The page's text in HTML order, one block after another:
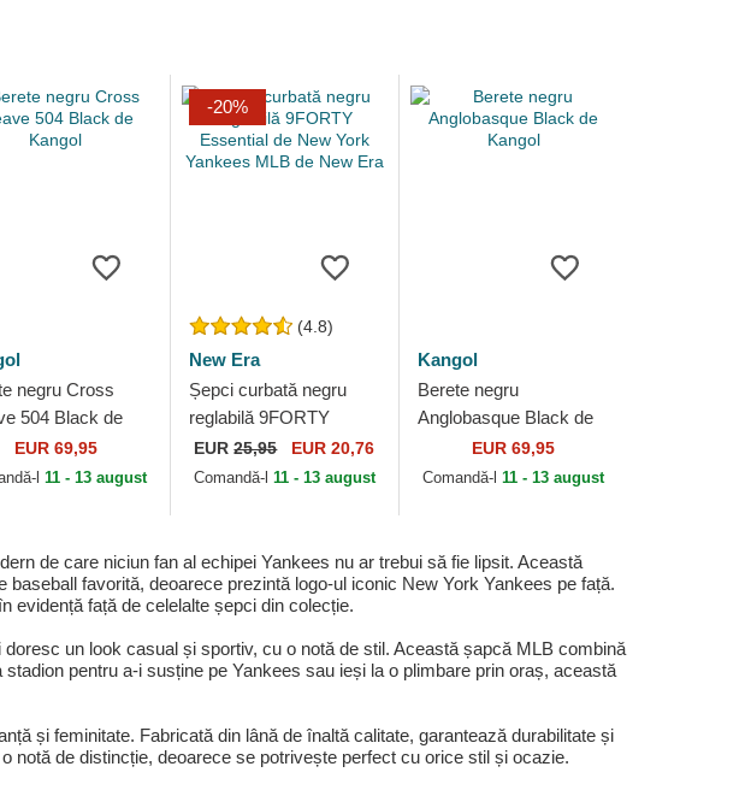
negru Cross
504 Black de
EUR 69,95
l 11 - 13 august
-20%
(4.8)
New Era
Șepci curbată negru
reglabilă 9FORTY
Essential de New York
Yankees MLB de New
EUR25,95 EUR 20,76
Comandă-l 11 - 13 august
Kangol
Berete negru
Anglobasque Black de
EUR 69,95
Comandă-l11 - 13 august
de care niciun fan al echipei Yankees nu ar trebui să fie lipsit. Această
favorită, deoarece prezintă logo-ul iconic New York Yankees pe față.
evidență față de celelalte șepci din colecție.
un look casual și sportiv, cu o notă de stil. Această șapcă MLB combină
pentru a-i susține pe Yankees sau ieși la o plimbare prin oraș, această
și feminitate. Fabricată din lână de înaltă calitate, garantează durabilitate și
notă de distincție, deoarece se potrivește perfect cu orice stil și ocazie.